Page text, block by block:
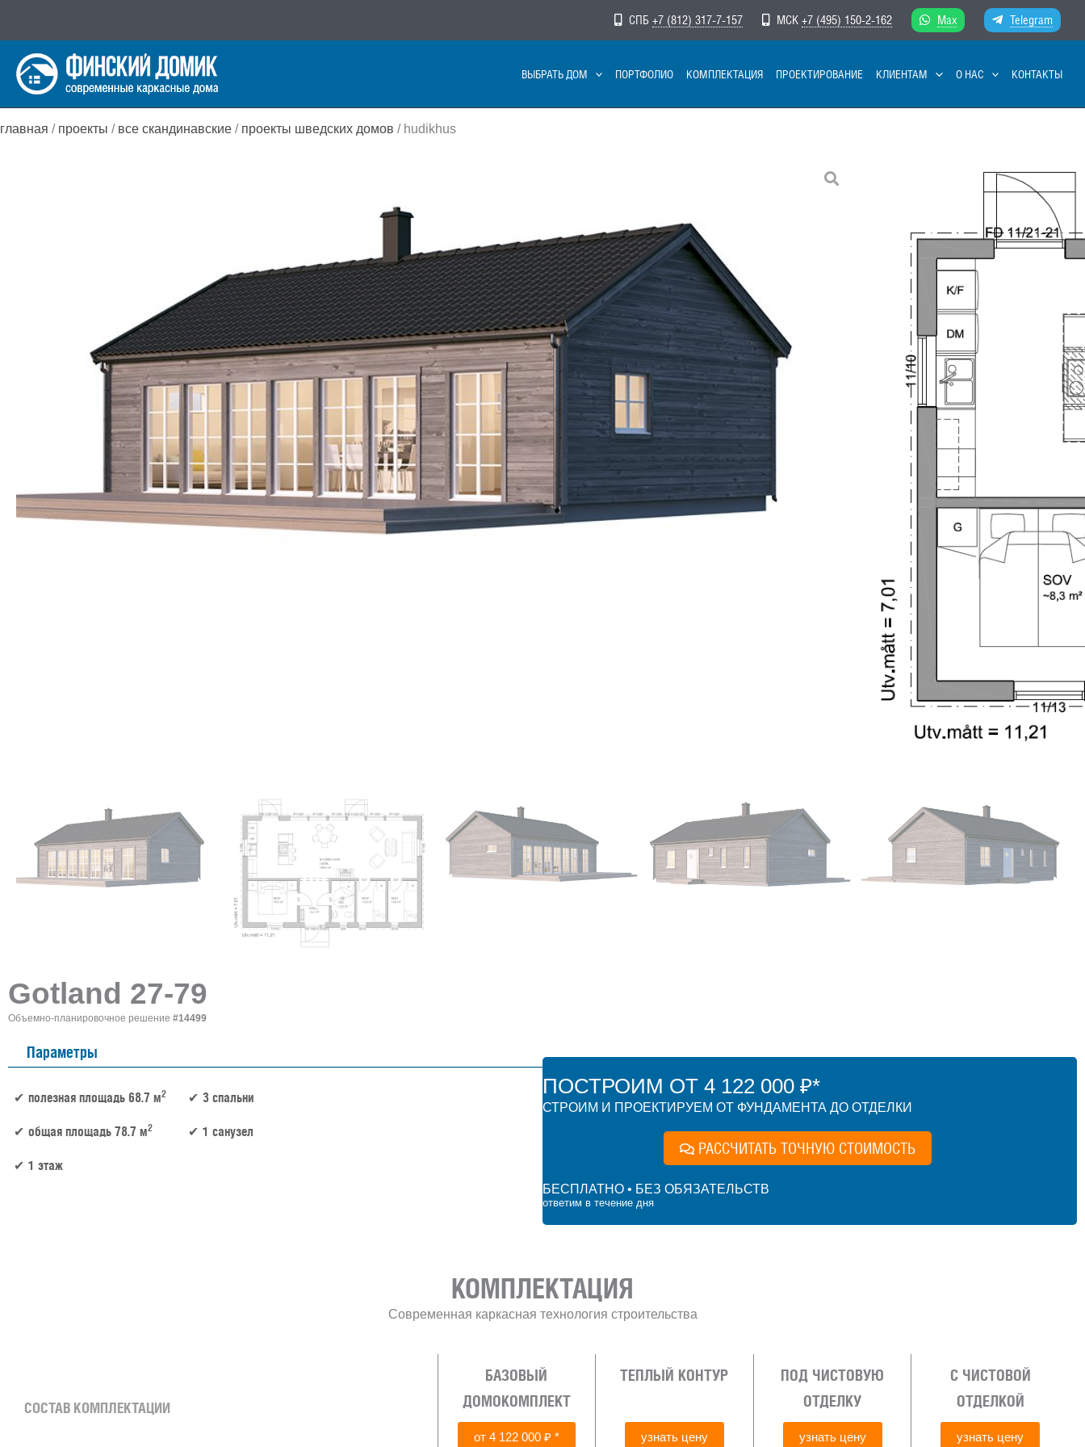
к
содержимому
СПБ +7 (812) 317-7-157 МСК +7 (495) 150-2-162 Max Telegram
ВЫБРАТЬ ДОМ ПОРТФОЛИО КОМПЛЕКТАЦИЯ ПРОЕКТИРОВАНИЕ КЛИЕНТАМ О НАС КОНТАКТЫ
главная / проекты / все скандинавские / проекты шведских домов / hudikhus
Gotland 27-79
Объемно-планировочное решение #14499
Параметры
полезная площадь 68.7 м2
общая площадь 78.7 м2
1 этаж
3 спальни
1 санузел
ПОСТРОИМ ОТ 4 122 000 ₽*
СТРОИМ И ПРОЕКТИРУЕМ ОТ ФУНДАМЕНТА ДО ОТДЕЛКИ
РАССЧИТАТЬ ТОЧНУЮ СТОИМОСТЬ
БЕСПЛАТНО • БЕЗ ОБЯЗАТЕЛЬСТВ
ответим в течение дня
КОМПЛЕКТАЦИЯ
Современная каркасная технология строительства
СОСТАВ КОМПЛЕКТАЦИИ
БАЗОВЫЙ
ДОМОКОМПЛЕКТ
от 4 122 000 ₽ *
ТЕПЛЫЙ КОНТУР
узнать цену
ПОД ЧИСТОВУЮ
ОТДЕЛКУ
узнать цену
С ЧИСТОВОЙ
ОТДЕЛКОЙ
узнать цену